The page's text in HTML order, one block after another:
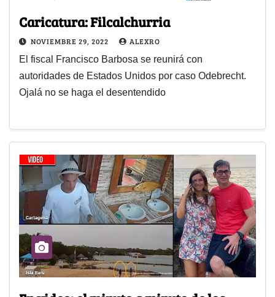
Caricatura: Filcalchurria
NOVIEMBRE 29, 2022 ALEXRO
El fiscal Francisco Barbosa se reunirá con
autoridades de Estados Unidos por caso Odebrecht.
Ojalá no se haga el desentendido